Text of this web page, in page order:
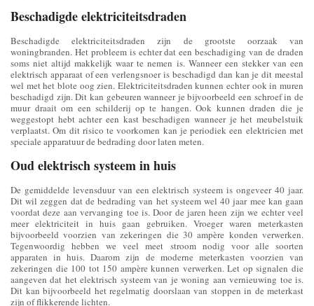
Beschadigde elektriciteitsdraden
Beschadigde elektriciteitsdraden zijn de grootste oorzaak van
woningbranden. Het probleem is echter dat een beschadiging van de draden
soms niet altijd makkelijk waar te nemen is. Wanneer een stekker van een
elektrisch apparaat of een verlengsnoer is beschadigd dan kan je dit meestal
wel met het blote oog zien. Elektriciteitsdraden kunnen echter ook in muren
beschadigd zijn. Dit kan gebeuren wanneer je bijvoorbeeld een schroef in de
muur draait om een schilderij op te hangen. Ook kunnen draden die je
weggestopt hebt achter een kast beschadigen wanneer je het meubelstuik
verplaatst. Om dit risico te voorkomen kan je periodiek een elektricien met
speciale apparatuur de bedrading door laten meten.
Oud elektrisch systeem in huis
De gemiddelde levensduur van een elektrisch systeem is ongeveer 40 jaar.
Dit wil zeggen dat de bedrading van het systeem wel 40 jaar mee kan gaan
voordat deze aan vervanging toe is. Door de jaren heen zijn we echter veel
meer elektriciteit in huis gaan gebruiken. Vroeger waren meterkasten
bijvoorbeeld voorzien van zekeringen die 30 ampère konden verwerken.
Tegenwoordig hebben we veel meet stroom nodig voor alle soorten
apparaten in huis. Daarom zijn de moderne meterkasten voorzien van
zekeringen die 100 tot 150 ampère kunnen verwerken. Let op signalen die
aangeven dat het elektrisch systeem van je woning aan vernieuwing toe is.
Dit kan bijvoorbeeld het regelmatig doorslaan van stoppen in de meterkast
zijn of flikkerende lichten.